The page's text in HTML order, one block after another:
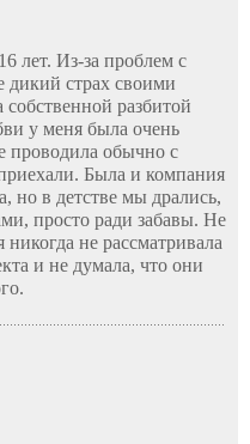
лет. Из-за проблем с
дикий страх своими
разбитой
у меня была очень
проводила обычно с
Была и компания
но в детстве мы дрались,
просто ради забавы. Не
никогда не рассматривала
и не думала, что они